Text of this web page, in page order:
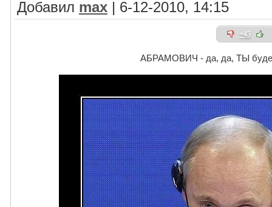
Добавил max | 6-12-2010, 14:15
+45
АБРАМОВИЧ - да, да, ТЫ